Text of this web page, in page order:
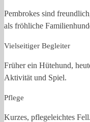
Pembrokes sind
als fröhliche
Vielseitiger Begleiter
Früher ein Hütehund,
Aktivität und Spiel.
Pflege
Kurzes, pflegeleichtes Fell.